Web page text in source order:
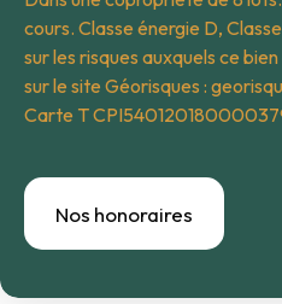
cours. Classe énergie D,
sur les risques auxquels ce
sur le site Géorisques :
Carte T
Nos honoraires